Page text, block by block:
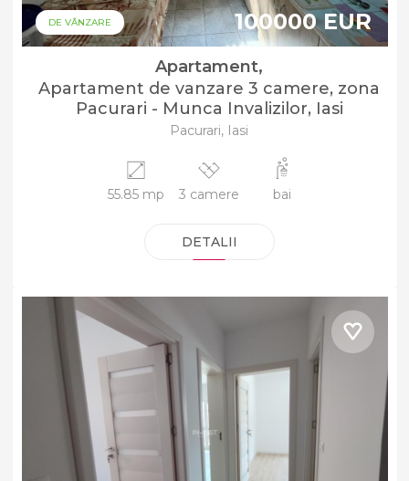
DE VÂNZARE 100000 EUR
Apartament,
Apartament de vanzare 3 camere, zona
Pacurari - Munca Invalizilor, Iasi
Pacurari, Iasi
55.85 mp 3 camere bai
DETALII